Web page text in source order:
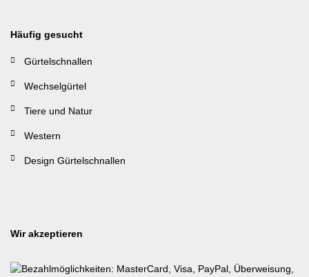
Häufig gesucht
Gürtelschnallen
Wechselgürtel
Tiere und Natur
Western
Design Gürtelschnallen
Wir akzeptieren